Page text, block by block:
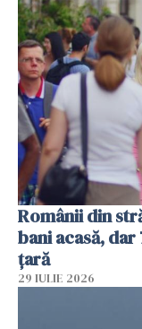
Românii din
bani acasă,
țară
29 IULIE 2026